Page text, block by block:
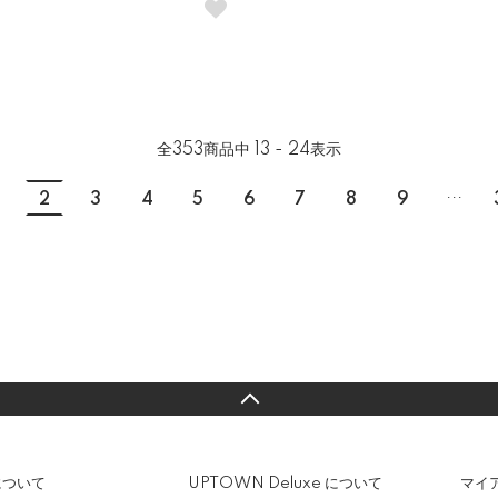
全353商品中 13 - 24表示
2 3 4 5 6 7 8 9 ...
いて UPTOWN Deluxe について マイ